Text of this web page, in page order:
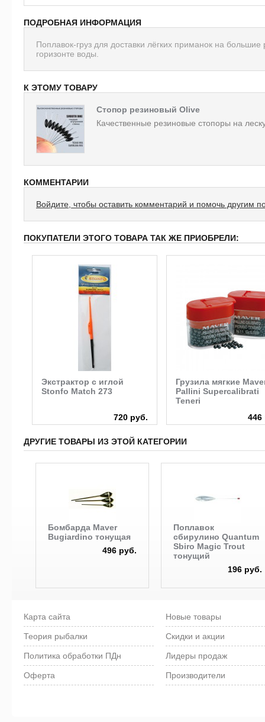
ПОДРОБНАЯ ИНФОРМАЦИЯ
Поплавок-груз для доставки лёгких приманок на
горизонте воды.
К ЭТОМУ ТОВАРУ
Стопор резиновый Olive
Качественные резиновые стопоры на
КОММЕНТАРИИ
Войдите, чтобы оставить комментарий и помочь другим
ПОКУПАТЕЛИ ЭТОГО ТОВАРА ТАК ЖЕ ПРИОБРЕЛИ:
Экстрактор с иглой
Stonfo Match 273
720 руб.
Грузила мягкие
Pallini Supercalibrati
Teneri
446
ДРУГИЕ ТОВАРЫ ИЗ ЭТОЙ КАТЕГОРИИ
Бомбарда Maver
Bugiardino тонущая
496 руб.
Поплавок
сбирулино Quantum
Sbiro Magic Trout
тонущий
196 руб.
Карта сайта
Теория рыбалки
Политика обработки ПДн
Оферта
Новые товары
Скидки и акции
Лидеры продаж
Производители